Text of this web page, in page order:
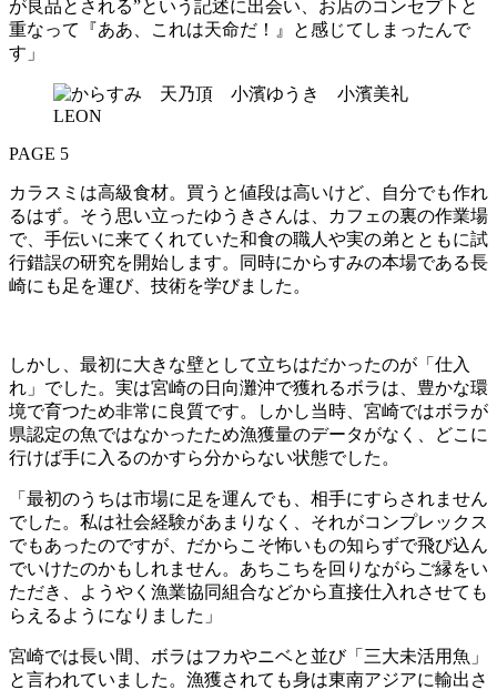
が良品とされる”という記述に出会い、お店のコンセプトと
重なって『ああ、これは天命だ！』と感じてしまったんで
す」
PAGE 5
カラスミは高級食材。買うと値段は高いけど、自分でも作れ
るはず。そう思い立ったゆうきさんは、カフェの裏の作業場
で、手伝いに来てくれていた和食の職人や実の弟とともに試
行錯誤の研究を開始します。同時にからすみの本場である長
崎にも足を運び、技術を学びました。
しかし、最初に大きな壁として立ちはだかったのが「仕入
れ」でした。実は宮崎の日向灘沖で獲れるボラは、豊かな環
境で育つため非常に良質です。しかし当時、宮崎ではボラが
県認定の魚ではなかったため漁獲量のデータがなく、どこに
行けば手に入るのかすら分からない状態でした。
「最初のうちは市場に足を運んでも、相手にすらされません
でした。私は社会経験があまりなく、それがコンプレックス
でもあったのですが、だからこそ怖いもの知らずで飛び込ん
でいけたのかもしれません。あちこちを回りながらご縁をい
ただき、ようやく漁業協同組合などから直接仕入れさせても
らえるようになりました」
宮崎では長い間、ボラはフカやニベと並び「三大未活用魚」
と言われていました。漁獲されても身は東南アジアに輸出さ